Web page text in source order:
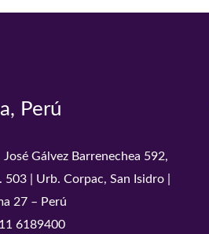
Perú
José Gálvez Barrenechea 592,
503 | Urb. Corpac, San Isidro |
27 – Perú
6189400